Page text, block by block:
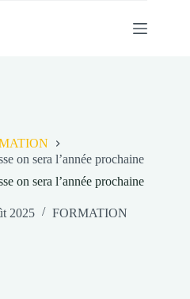
on sera l’année prochaine
on sera l’année prochaine
2025 FORMATION